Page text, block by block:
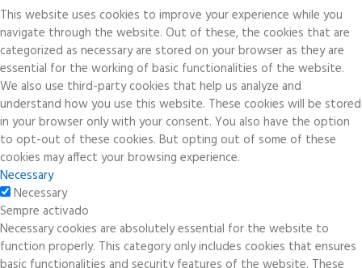
This website uses cookies to improve your experience while you
navigate through the website. Out of these, the cookies that are
categorized as necessary are stored on your browser as they are
essential for the working of basic functionalities of the website.
We also use third-party cookies that help us analyze and
understand how you use this website. These cookies will be stored
in your browser only with your consent. You also have the option
to opt-out of these cookies. But opting out of some of these
cookies may affect your browsing experience.
Necessary
Necessary
Sempre activado
Necessary cookies are absolutely essential for the website to
function properly. This category only includes cookies that ensures